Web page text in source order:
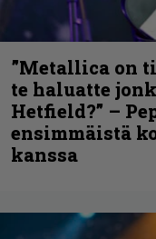
”Metallica on
te haluatte
Hetfield?” –
ensimmäistä
kanssa